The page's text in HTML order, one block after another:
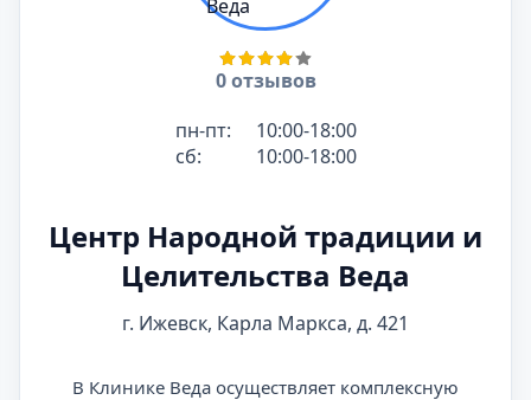
0 отзывов
пн-пт:
10:00-18:00
сб:
10:00-18:00
Центр Народной традиции и
Целительства Веда
г. Ижевск, Карла Маркса, д. 421
В Клинике Веда осуществляет комплексную